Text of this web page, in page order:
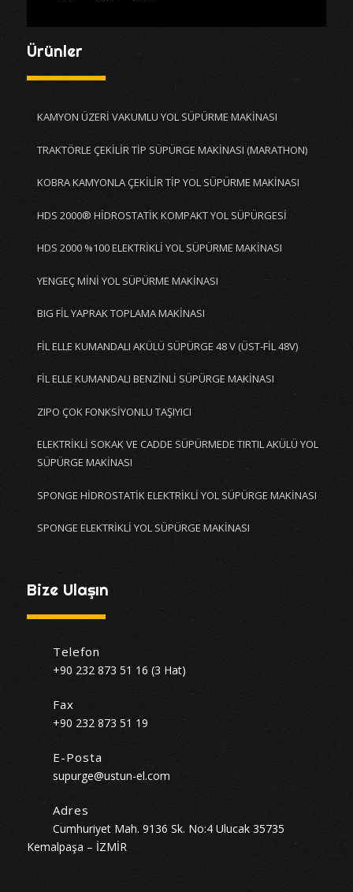
Ürünler
KAMYON ÜZERİ VAKUMLU YOL SÜPÜRME MAKİNASI
TRAKTÖRLE ÇEKİLİR TİP SÜPÜRGE MAKİNASI (MARATHON)
KOBRA KAMYONLA ÇEKİLİR TİP YOL SÜPÜRME MAKİNASI
HDS 2000® HİDROSTATİK KOMPAKT YOL SÜPÜRGESİ
HDS 2000 %100 ELEKTRİKLİ YOL SÜPÜRME MAKİNASI
YENGEÇ MİNİ YOL SÜPÜRME MAKİNASI
BIG FİL YAPRAK TOPLAMA MAKİNASI
FİL ELLE KUMANDALI AKÜLÜ SÜPÜRGE 48 V (ÜST-FİL 48V)
FİL ELLE KUMANDALI BENZİNLİ SÜPÜRGE MAKİNASI
ZIPO ÇOK FONKSİYONLU TAŞIYICI
ELEKTRİKLİ SOKAK VE CADDE SÜPÜRMEDE TIRTIL AKÜLÜ YOL
SÜPÜRGE MAKİNASI
SPONGE HİDROSTATİK ELEKTRİKLİ YOL SÜPÜRGE MAKİNASI
SPONGE ELEKTRİKLİ YOL SÜPÜRGE MAKİNASI
Bize Ulaşın
Telefon
+90 232 873 51 16 (3 Hat)
Fax
+90 232 873 51 19
E-Posta
supurge@ustun-el.com
Adres
Cumhuriyet Mah. 9136 Sk. No:4 Ulucak 35735
Kemalpaşa – İZMİR